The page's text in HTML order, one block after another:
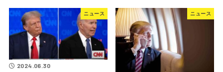
ニュース
2024.06.30
ニュース